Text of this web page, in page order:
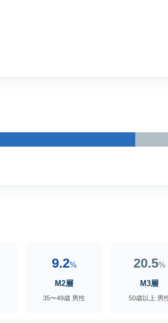
9.2%
M2層
35〜49歳 男性
20.5%
M3層
50歳以上 男